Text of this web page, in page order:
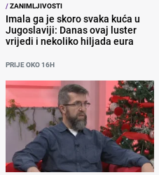
/ZANIMLJIVOSTI
Imala ga je skoro svaka kuća u
Jugoslaviji: Danas ovaj luster
vrijedi i nekoliko hiljada eura
PRIJE OKO 16H